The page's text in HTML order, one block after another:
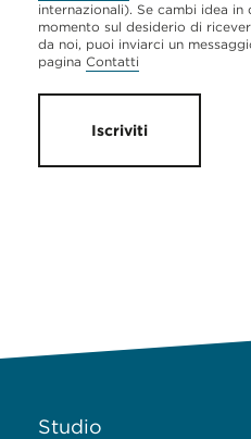
internazionali). Se cambi idea in
momento sul desiderio di
da noi, puoi inviarci un
pagina Contatti
Iscriviti
Studio